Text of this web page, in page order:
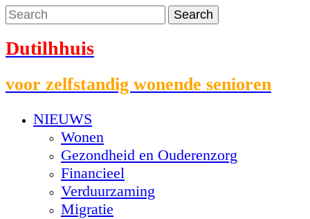
Dutilhhuis
voor zelfstandig wonende senioren
NIEUWS
Wonen
Gezondheid en Ouderenzorg
Financieel
Verduurzaming
Migratie